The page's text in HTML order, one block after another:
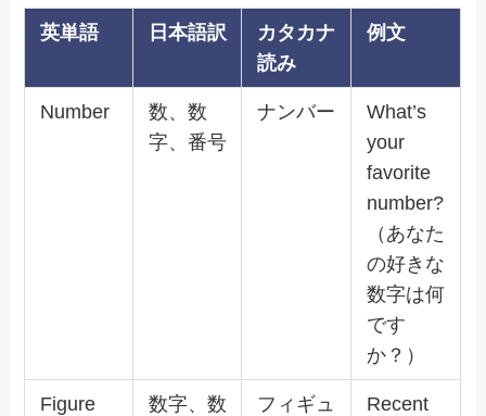
英単語 日本語訳
カタカナ
読み
例文
Number
数、数
字、番号
ナンバー
What’s
your
favorite
number?
（あなた
の好きな
数字は何
です
か？）
Figure
数字、数
フィギュ
Recent